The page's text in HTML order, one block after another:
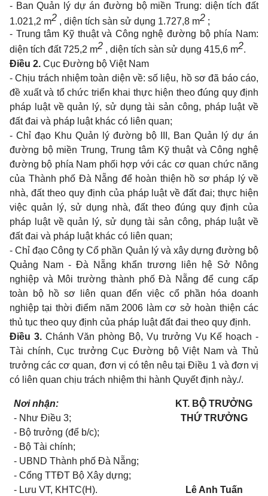
- Ban Quản lý dự án đường bộ miền Trung: diện tích đất
1.021,2 m2 , diện tích sàn sử dụng 1.727,8 m2 ;
- Trung tâm Kỹ thuật và Công nghệ đường bộ phía Nam:
diện tích đất 725,2 m2 , diện tích sàn sử dụng 415,6 m2.
Điều 2. Cục Đường bộ Việt Nam
- Chịu trách nhiệm toàn diện về: số liệu, hồ sơ đã báo cáo,
đề xuất và tổ chức triển khai thực hiện theo đúng quy định
pháp luật về quản lý, sử dụng tài sản công, pháp luật về
đất đai và pháp luật khác có liên quan;
- Chỉ đạo Khu Quản lý đường bộ III, Ban Quản lý dự án
đường bộ miền Trung, Trung tâm Kỹ thuật và Công nghệ
đường bộ phía Nam phối hợp với các cơ quan chức năng
của Thành phố Đà Nẵng để hoàn thiện hồ sơ pháp lý về
nhà, đất theo quy định của pháp luật về đất đai; thực hiện
việc quản lý, sử dụng nhà, đất theo đúng quy định của
pháp luật về quản lý, sử dụng tài sản công, pháp luật về
đất đai và pháp luật khác có liên quan;
- Chỉ đạo Công ty Cổ phần Quản lý và xây dựng đường bộ
Quảng Nam - Đà Nẵng khẩn trương liên hệ Sở Nông
nghiệp và Môi trường thành phố Đà Nẵng để cung cấp
toàn bộ hồ sơ liên quan đến việc cổ phần hóa doanh
nghiệp tại thời điểm năm 2006 làm cơ sở hoàn thiện các
thủ tục theo quy định của pháp luật đất đai theo quy định.
Điều 3.Chánh Văn phòng Bộ, Vụ trưởng Vụ Kế hoạch -
Tài chính, Cục trưởng Cục Đường bộ Việt Nam và Thủ
trưởng các cơ quan, đơn vị có tên nêu tại Điều 1 và đơn vị
có liên quan chịu trách nhiệm thi hành Quyết định này./.
Nơi nhận:
- Như Điều 3;
- Bộ trưởng (để b/c);
- Bộ Tài chính;
- UBND Thành phố Đà Nẵng;
- Cổng TTĐT Bộ Xây dựng;
- Lưu VT, KHTC(H).
KT. BỘ TRƯỞNG
THỨ TRƯỞNG
Lê Anh Tuấn